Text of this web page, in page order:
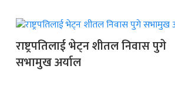
राष्ट्रपतिलाई भेट्न शीतल निवास पुगे
सभामुख अर्याल